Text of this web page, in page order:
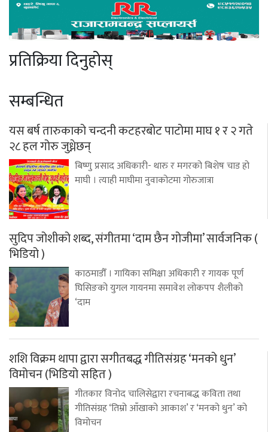
प्रतिक्रिया दिनुहोस्
सम्बन्धित
यस बर्ष तारुकाको चन्दनी कटहरबोट पाटोमा माघ १ र २ गते
२८ हल गोरु जुध्नेछन्
बिष्णु प्रसाद अधिकारी- थारु र मगरको बिशेष चाड हो
माघी । त्याही माघीमा नुवाकोटमा गोरुजात्रा
सुदिप जोशीको शब्द, संगीतमा ‘दाम छैन गोजीमा’ सार्वजनिक (
भिडियो )
काठमाडौँ । गायिका समिक्षा अधिकारी र गायक पूर्ण
घिसिङको युगल गायनमा समावेश लोकपप शैलीको
‘दाम
शशि विक्रम थापा द्वारा सगीतबद्ध गीतिसंग्रह ‘मनको धुन’
विमोचन (भिडियो सहित )
गीतकार विनोद चालिसेद्वारा रचनाबद्ध कविता तथा
गीतिसंग्रह ‘तिम्रो आँखाको आकाश’ र ‘मनको धुन’ को
विमोचन